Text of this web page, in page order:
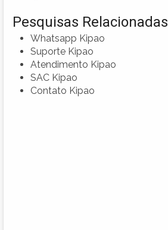
Pesquisas Relacionadas
Whatsapp Kipao
Suporte Kipao
Atendimento Kipao
SAC Kipao
Contato Kipao